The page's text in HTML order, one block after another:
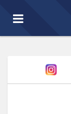
Toggle
navigation